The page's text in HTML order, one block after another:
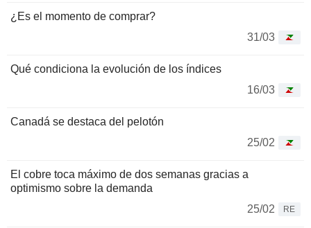
¿Es el momento de comprar?
31/03
Qué condiciona la evolución de los índices
16/03
Canadá se destaca del pelotón
25/02
El cobre toca máximo de dos semanas gracias a
optimismo sobre la demanda
25/02
RE